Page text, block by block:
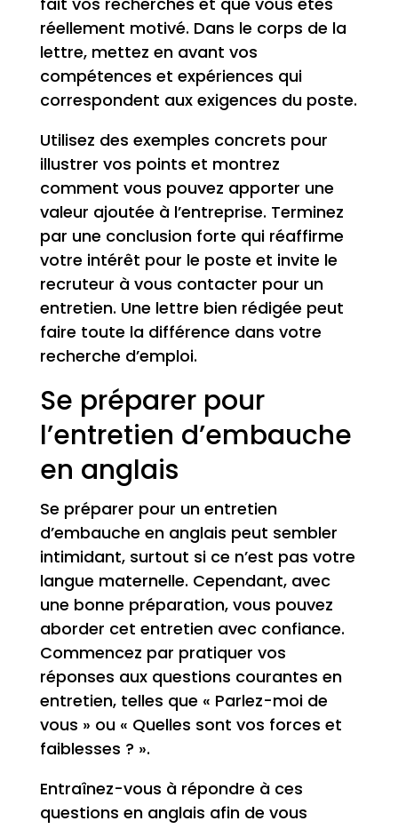
réellement motivé. Dans le corps de la
lettre, mettez en avant vos
compétences et expériences qui
correspondent aux exigences du poste.
Utilisez des exemples concrets pour
illustrer vos points et montrez
comment vous pouvez apporter une
valeur ajoutée à l’entreprise. Terminez
par une conclusion forte qui réaffirme
votre intérêt pour le poste et invite le
recruteur à vous contacter pour un
entretien. Une lettre bien rédigée peut
faire toute la différence dans votre
recherche d’emploi.
Se préparer pour
l’entretien d’embauche
en anglais
Se préparer pour un entretien
d’embauche en anglais peut sembler
intimidant, surtout si ce n’est pas votre
langue maternelle. Cependant, avec
une bonne préparation, vous pouvez
aborder cet entretien avec confiance.
Commencez par pratiquer vos
réponses aux questions courantes en
entretien, telles que « Parlez-moi de
vous » ou « Quelles sont vos forces et
faiblesses ? ».
Entraînez-vous à répondre à ces
questions en anglais afin de vous